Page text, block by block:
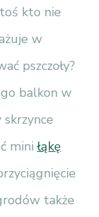
kto nie
w
pszczoły?
balkon w
miniłąkę
także